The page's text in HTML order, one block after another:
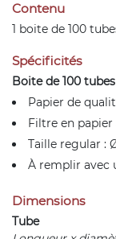
Contenu
1 boite de 100
Spécificités
Boite de 100
Papier de
Filtre en papier
Taille regular :
À remplir avec
Dimensions
Tube